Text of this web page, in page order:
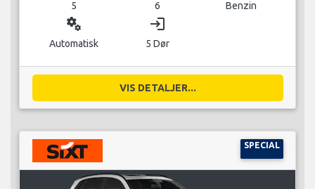
5 6 Benzin
miscellaneous_services
Automatisk
login
5 Dør
VIS DETALJER...
SPECIAL